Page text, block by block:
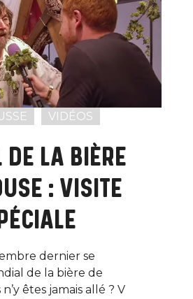
VIDÉOS
LA BIÈRE
: VISITE
dernier se
de la bière de
êtes jamais allé ? V